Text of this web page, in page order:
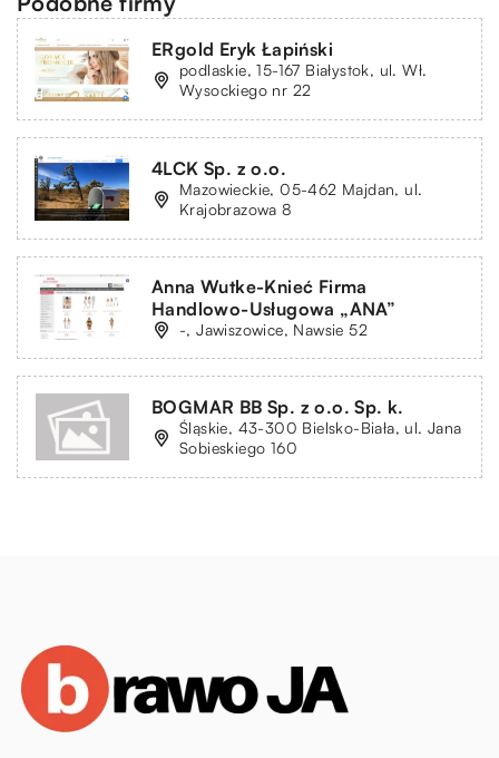
ERgold Eryk Łapiński
podlaskie, 15-167 Białystok, ul. Wł.
Wysockiego nr 22
4LCK Sp. z o.o.
Mazowieckie, 05-462 Majdan, ul.
Krajobrazowa 8
Anna Wutke-Knieć Firma
Handlowo-Usługowa „ANA”
-, Jawiszowice, Nawsie 52
BOGMAR BB Sp. z o.o. Sp. k.
Śląskie, 43-300 Bielsko-Biała, ul. Jana
Sobieskiego 160